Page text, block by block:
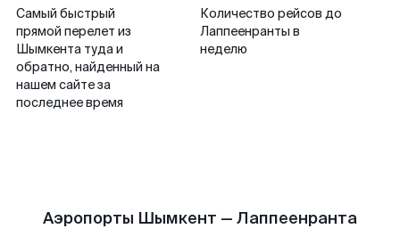
Самый быстрый
прямой перелет из
Шымкента туда и
обратно, найденный на
нашем сайте за
последнее время
Количество рейсов до
Лаппеенранты в
неделю
Аэропорты Шымкент — Лаппеенранта